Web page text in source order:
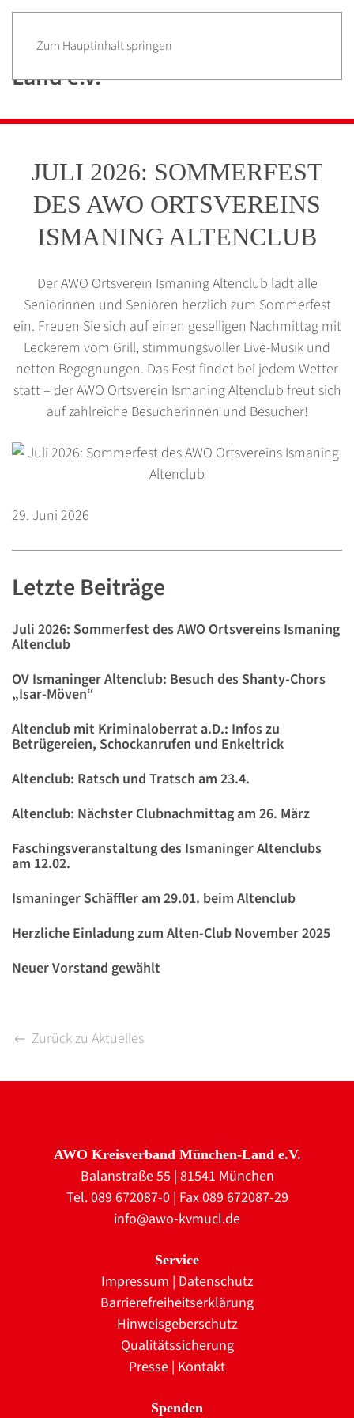
Zum Hauptinhalt springen
JULI 2026: SOMMERFEST
DES AWO ORTSVEREINS
ISMANING ALTENCLUB
Der AWO Ortsverein Ismaning Altenclub lädt alle
Seniorinnen und Senioren herzlich zum Sommerfest
ein. Freuen Sie sich auf einen geselligen Nachmittag mit
Leckerem vom Grill, stimmungsvoller Live-Musik und
netten Begegnungen. Das Fest findet bei jedem Wetter
statt – der AWO Ortsverein Ismaning Altenclub freut sich
auf zahlreiche Besucherinnen und Besucher!
29. Juni 2026
Letzte Beiträge
Juli 2026: Sommerfest des AWO Ortsvereins Ismaning
Altenclub
OV Ismaninger Altenclub: Besuch des Shanty-Chors
„Isar-Möven“
Altenclub mit Kriminaloberrat a.D.: Infos zu
Betrügereien, Schockanrufen und Enkeltrick
Altenclub: Ratsch und Tratsch am 23.4.
Altenclub: Nächster Clubnachmittag am 26. März
Faschingsveranstaltung des Ismaninger Altenclubs
am 12.02.
Ismaninger Schäffler am 29.01. beim Altenclub
Herzliche Einladung zum Alten-Club November 2025
Neuer Vorstand gewählt
Zurück zu Aktuelles
AWO Kreisverband München-Land e.V.
Balanstraße 55 | 81541 München
Tel. 089 672087-0 | Fax 089 672087-29
info@awo-kvmucl.de
Service
Impressum | Datenschutz
Barrierefreiheitserklärung
Hinweisgeberschutz
Qualitätssicherung
Presse | Kontakt
Spenden